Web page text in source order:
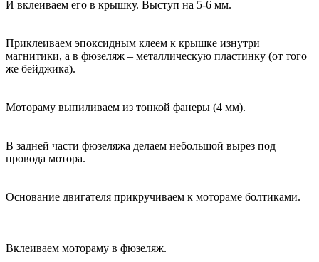
И вклеиваем его в крышку. Выступ на 5-6 мм.
Приклеиваем эпоксидным клеем к крышке изнутри
магнитики, а в фюзеляж – металлическую пластинку (от того
же бейджика).
Мотораму выпиливаем из тонкой фанеры (4 мм).
В задней части фюзеляжа делаем небольшой вырез под
провода мотора.
Основание двигателя прикручиваем к мотораме болтиками.
Вклеиваем мотораму в фюзеляж.